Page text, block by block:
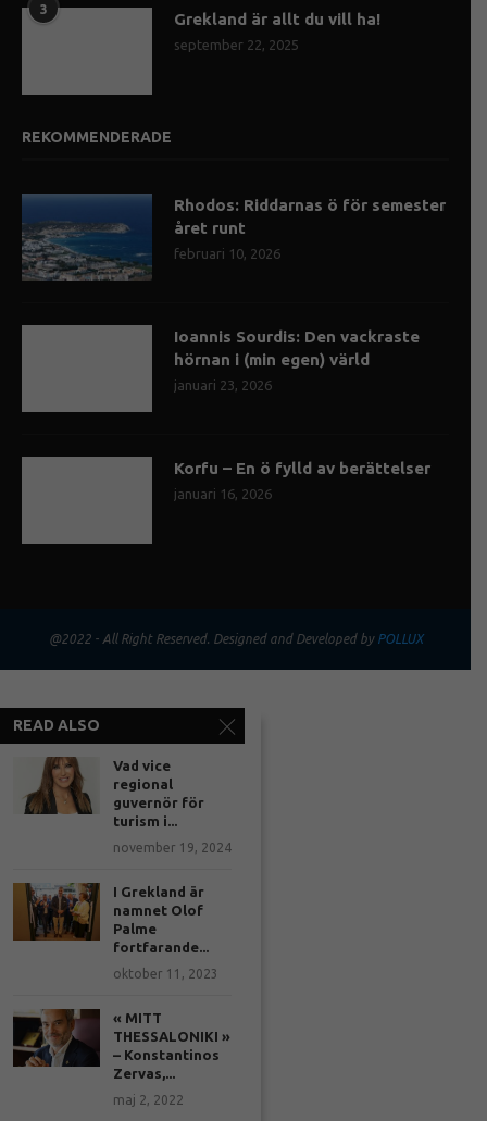
3
Grekland är allt du vill ha!
september 22, 2025
REKOMMENDERADE
Rhodos: Riddarnas ö för semester
året runt
februari 10, 2026
Ioannis Sourdis: Den vackraste
hörnan i (min egen) värld
januari 23, 2026
Korfu – En ö fylld av berättelser
januari 16, 2026
@2022 - All Right Reserved. Designed and Developed by POLLUX
READ ALSO
Vad vice
regional
guvernör för
turism i...
november 19, 2024
I Grekland är
namnet Olof
Palme
fortfarande...
oktober 11, 2023
« MITT
THESSALONIKI »
– Konstantinos
Zervas,...
maj 2, 2022